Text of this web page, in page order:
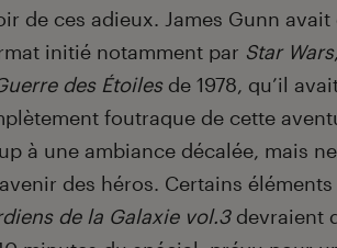
de ces adieux. James Gunn avait
initié notamment par Star Wars
des Étoilesde 1978, qu’il
foutraque de cette
à une ambiance décalée, mais
des héros. Certains
de la Galaxie vol.3 devraient